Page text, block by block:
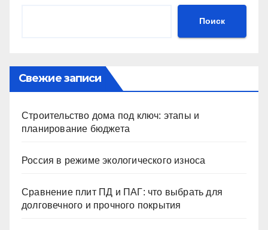
Поиск
Свежие записи
Строительство дома под ключ: этапы и
планирование бюджета
Россия в режиме экологического износа
Сравнение плит ПД и ПАГ: что выбрать для
долговечного и прочного покрытия